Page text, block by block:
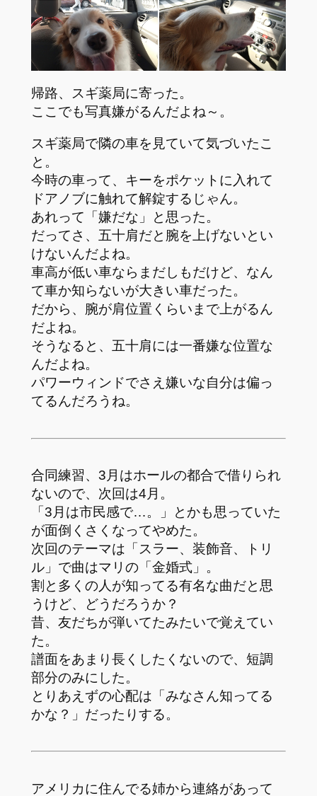
帰路、スギ薬局に寄った。
ここでも写真嫌がるんだよね～。
スギ薬局で隣の車を見ていて気づいたこ
と。
今時の車って、キーをポケットに入れて
ドアノブに触れて解錠するじゃん。
あれって「嫌だな」と思った。
だってさ、五十肩だと腕を上げないとい
けないんだよね。
車高が低い車ならまだしもだけど、なん
て車か知らないが大きい車だった。
だから、腕が肩位置くらいまで上がるん
だよね。
そうなると、五十肩には一番嫌な位置な
んだよね。
パワーウィンドでさえ嫌いな自分は偏っ
てるんだろうね。
合同練習、3月はホールの都合で借りられ
ないので、次回は4月。
「3月は市民感で…。」とかも思っていた
が面倒くさくなってやめた。
次回のテーマは「スラー、装飾音、トリ
ル」で曲はマリの「金婚式」。
割と多くの人が知ってる有名な曲だと思
うけど、どうだろうか？
昔、友だちが弾いてたみたいで覚えてい
た。
譜面をあまり長くしたくないので、短調
部分のみにした。
とりあえずの心配は「みなさん知ってる
かな？」だったりする。
アメリカに住んでる姉から連絡があって